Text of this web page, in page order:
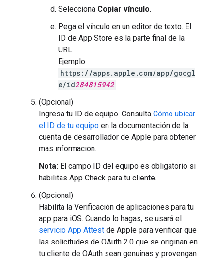
Selecciona Copiar vínculo.
Pega el vínculo en un editor de texto. El
ID de App Store es la parte final de la
URL.
Ejemplo:
https://apps.apple.com/app/googl
e/id284815942
(Opcional)
Ingresa tu ID de equipo. Consulta Cómo ubicar
el ID de tu equipo en la documentación de la
cuenta de desarrollador de Apple para obtener
más información.
Nota: El campo ID del equipo es obligatorio si
habilitas App Check para tu cliente.
(Opcional)
Habilita la Verificación de aplicaciones para tu
app para iOS. Cuando lo hagas, se usará el
servicio App Attest de Apple para verificar que
las solicitudes de OAuth 2.0 que se originan en
tu cliente de OAuth sean genuinas y provengan